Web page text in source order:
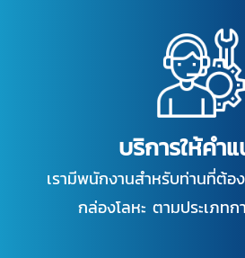
บริการให้คำแ
เรามีพนักงานสำหรับท่านที่ต้อ
กล่องโลหะ ตามประเภทก